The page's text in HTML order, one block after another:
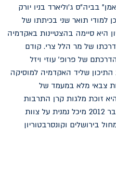
בביה"ס ג'וליארד בניו יורק
למודי תואר שני בכיתתו של
היא סיימה בהצטיינות באקדמיה
של מר הלל צרי. קודם
של פרופ' עוזי ויזל
התיכון שליד האקדמיה למוסיקה
צבאי מלא במעמד של
זוכת מלגות קרן התרבות
אמריקה-ישראל. החל מספטמבר 2012 מיכל נמנית על צוות
בירושלים וקונסרבטוריון